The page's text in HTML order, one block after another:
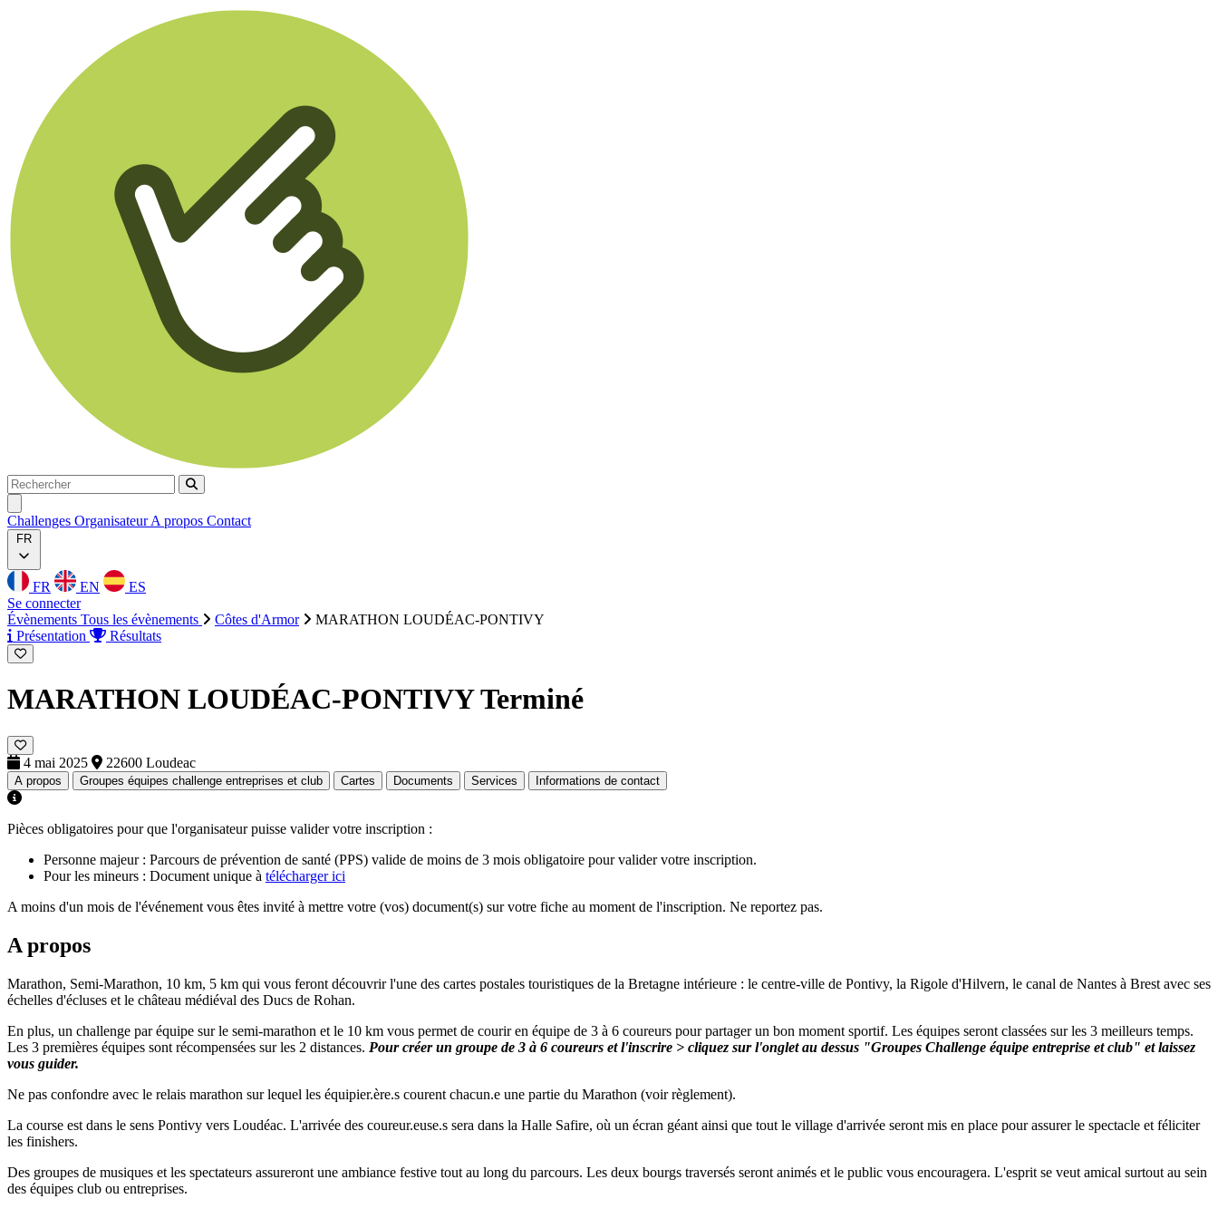
Rechercher
Rechercher
Challenges OrganisateurA propos Contact
FR
FR EN
ES
Se connecter
Évènements Tous les évènements Côtes d'Armor
MARATHON LOUDÉAC-PONTIVY
Présentation
Résultats
MARATHON LOUDÉAC-PONTIVYTerminé
4 mai 2025 22600 Loudeac
A propos Groupes équipes challenge entreprises et club Cartes Documents Services Informations de contact
Pièces obligatoires pour que l'organisateur puisse valider votre inscription :
Personne majeur : Parcours de prévention de santé (PPS) valide de moins de 3 mois obligatoire pour valider votre inscription.
Pour les mineurs : Document unique à télécharger ici
A moins d'un mois de l'événement vous êtes invité à mettre votre (vos) document(s) sur votre fiche au moment de l'inscription. Ne reportez pas.
A propos
Marathon, Semi-Marathon, 10 km, 5 km qui vous feront découvrir l'une des cartes postales touristiques de la Bretagne intérieure : le centre-ville de Pontivy, la Rigole d'Hilvern, le canal de Nantes à Brest avec ses
échelles d'écluses et le château médiéval des Ducs de Rohan.
En plus, un challenge par équipe sur le semi-marathon et le 10 km vous permet de courir en équipe de 3 à 6 coureurs pour partager un bon moment sportif. Les équipes seront classées sur les 3 meilleurs temps.
Les 3 premières équipes sont récompensées sur les 2 distances. Pour créer un groupe de 3 à 6 coureurs et l'inscrire > cliquez sur l'onglet au dessus "Groupes Challenge équipe entreprise et club" et laissez
vous guider.
Ne pas confondre avec le relais marathon sur lequel les équipier.ère.s courent chacun.e une partie du Marathon (voir règlement).
La course est dans le sens Pontivy vers Loudéac. L'arrivée des coureur.euse.s sera dans la Halle Safire, où un écran géant ainsi que tout le village d'arrivée seront mis en place pour assurer le spectacle et féliciter
les finishers.
Des groupes de musiques et les spectateurs assureront une ambiance festive tout au long du parcours. Les deux bourgs traversés seront animés et le public vous encouragera. L'esprit se veut amical surtout au sein
des équipes club ou entreprises.